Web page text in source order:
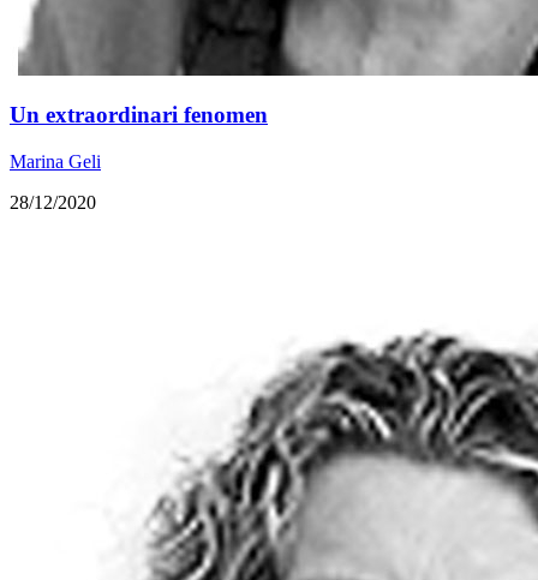
Un extraordinari fenomen
Marina Geli
28/12/2020